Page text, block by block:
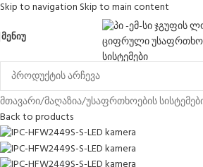
Skip to navigation Skip to main content
ᲛᲔᲜᲘᲣ
მთავარი/მაღაზია/უსაფრთხოების
Back to products